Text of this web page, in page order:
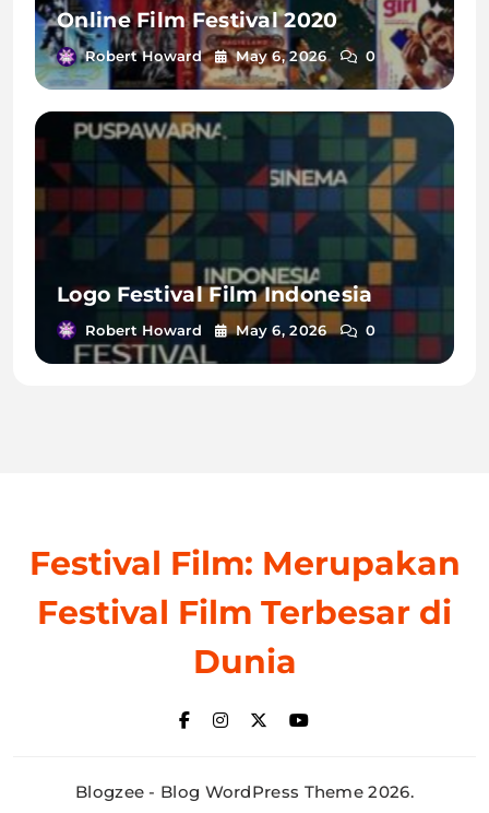
Online Film Festival 2020
Robert Howard May 6, 2026 0
Logo Festival Film Indonesia
Robert Howard May 6, 2026 0
Festival Film: Merupakan
Festival Film Terbesar di
Dunia
Blogzee - Blog WordPress Theme 2026.